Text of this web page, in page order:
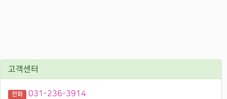
고객센터
전화 031-236-3914